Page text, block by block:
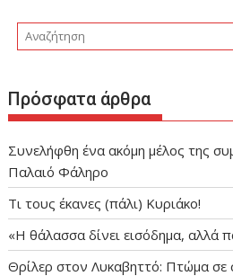
Πρόσφατα άρθρα
Συνελήφθη ένα ακόμη μέλος της
Παλαιό Φάληρο
Τι τους έκανες (πάλι) Κυριάκο!
«Η θάλασσα δίνει εισόδημα, αλλά
Θρίλερ στον Λυκαβηττό: Πτώμα σε